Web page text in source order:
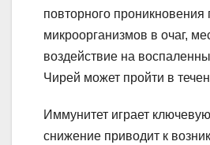
повторного проникновения
микроорганизмов в очаг,
воздействие на
Чирей может пройти в
Иммунитет играет
снижение приводит к